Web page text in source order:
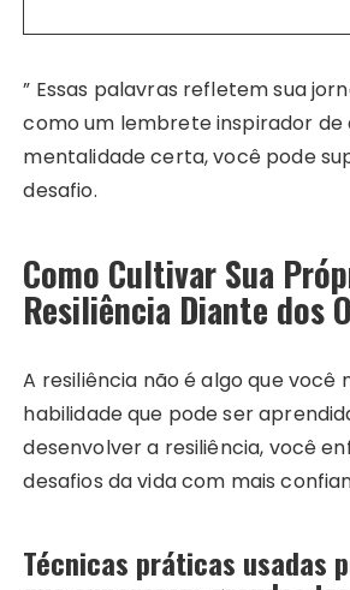
” Essas palavras refletem sua
como um lembrete inspirador de
mentalidade certa, você pode
desafio.
Como Cultivar Sua
Resiliência Diante dos
A resiliência não é algo que você
habilidade que pode ser
desenvolver a resiliência, você
desafios da vida com mais
Técnicas práticas usadas